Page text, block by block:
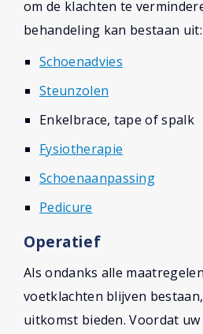
om de klachten te
behandeling kan bestaan uit:
Schoenadvies
Steunzolen
Enkelbrace, tape of spalk
Fysiotherapie
Schoenaanpassing
Pedicure
Operatief
Als ondanks alle
voetklachten blijven
uitkomst bieden. Voordat